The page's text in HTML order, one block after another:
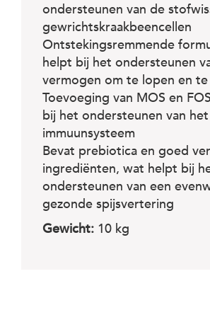
ondersteunen van de
gewrichtskraakbeencellen
Ontstekingsremmende
helpt bij het ondersteunen
vermogen om te lopen en
Toevoeging van MOS en
bij het ondersteunen van het
immuunsysteem
Bevat prebiotica en goed
ingrediënten, wat helpt bij
ondersteunen van een
gezonde spijsvertering
Gewicht: 10 kg